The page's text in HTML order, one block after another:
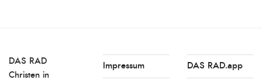
DAS RAD
Christen in
Impressum DAS RAD.app